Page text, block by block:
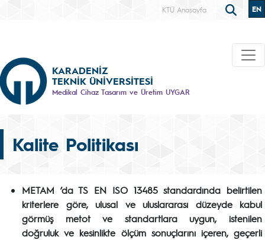
KTÜ Anasayfa EN
KARADENİZ
TEKNİK ÜNİVERSİTESİ
Medikal Cihaz Tasarım ve Üretim UYGAR
Kalite Politikası
METAM ’da TS EN ISO 13485 standardında belirtilen
kriterlere göre, ulusal ve uluslararası düzeyde kabul
görmüş metot ve standartlara uygun, istenilen
doğruluk ve kesinlikte ölçüm sonuçlarını içeren, geçerli